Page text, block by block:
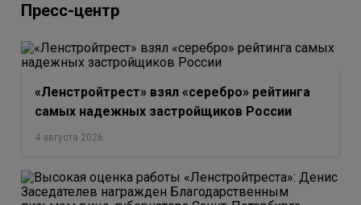
Пресс-центр
«Ленстройтрест» взял «серебро» рейтинга
самых надежных застройщиков России
4 августа 2026